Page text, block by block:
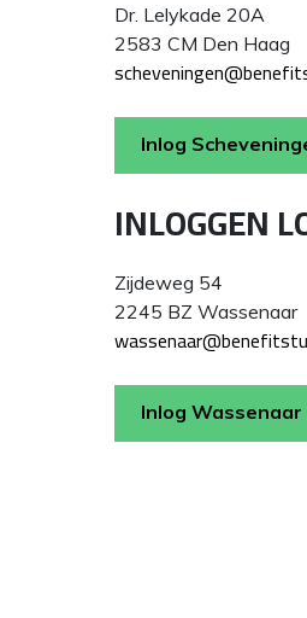
Dr. Lelykade 20A
2583 CM Den Haag
Inlog
INLOGGEN
Zijdeweg 54
2245 BZ Wassenaar
Inlog Wassenaar